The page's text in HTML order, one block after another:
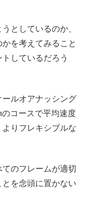
としているのか、
を考えてみること
しているだろう
ルオアナッシング
コースで平均速度
りフレキシブルな
のフレームが適切
を念頭に置かない